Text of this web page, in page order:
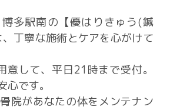
多駅南の【優はりきゅう(鍼
丁寧な施術とケアを心がけて
意して、平日21時まで受付。
です。
院があなたの体をメンテナン